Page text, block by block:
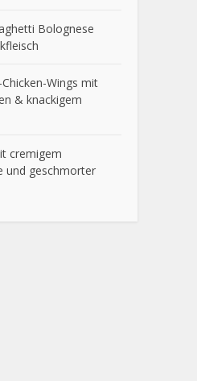
Bolognese
Wings mit
& knackigem
cremigem
und geschmorter